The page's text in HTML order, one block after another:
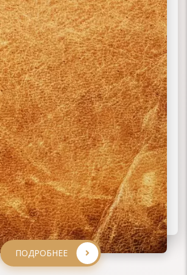
ПОДРОБНЕЕ
ПОДРОБНЕЕ
ПОДРОБНЕЕ